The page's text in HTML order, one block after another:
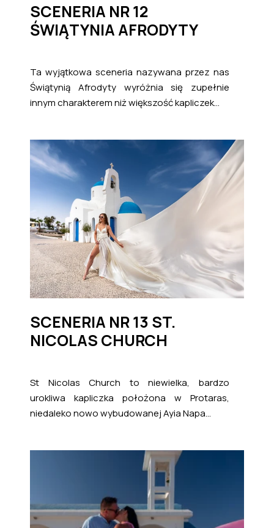
SCENERIA NR 12
ŚWIĄTYNIA AFRODYTY
Ta wyjątkowa sceneria nazywana przez nas
Świątynią Afrodyty wyróżnia się zupełnie
innym charakterem niż większość kapliczek...
SCENERIA NR 13 ST.
NICOLAS CHURCH
St Nicolas Church to niewielka, bardzo
urokliwa kapliczka położona w Protaras,
niedaleko nowo wybudowanej Ayia Napa...